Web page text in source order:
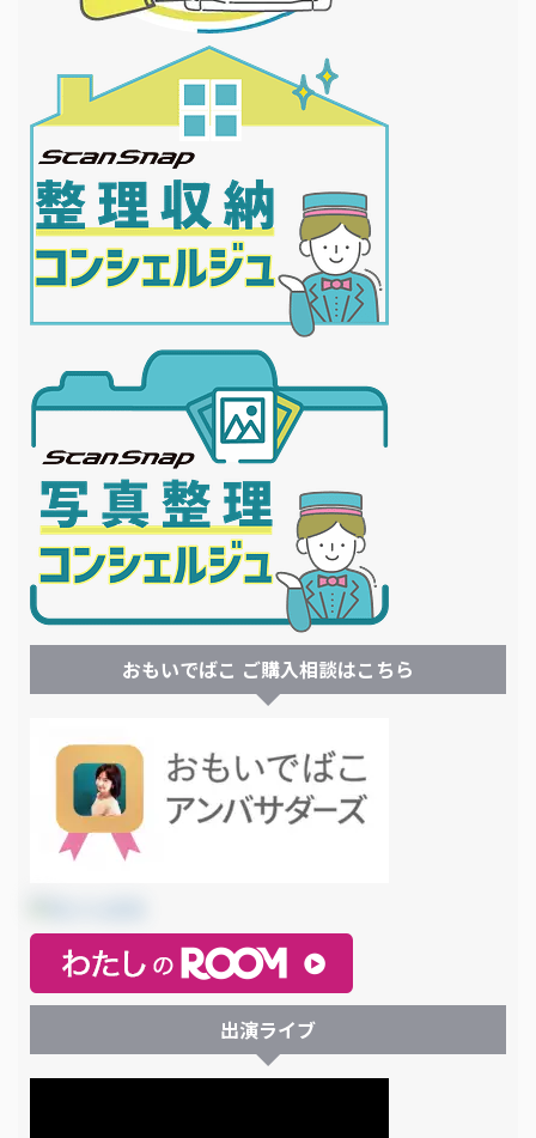
おもいでばこ ご購入相談はこちら
出演ライブ